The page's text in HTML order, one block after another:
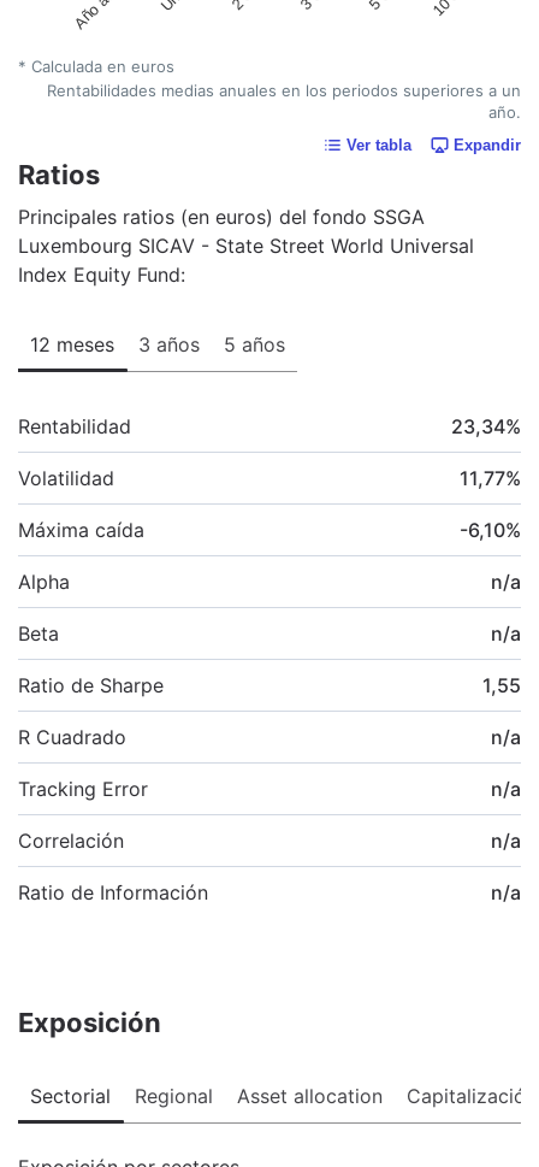
* Calculada en euros
Rentabilidades medias anuales en los periodos superiores a un
año.
Ver tabla Expandir
Ratios
Principales ratios (en euros) del fondo SSGA
Luxembourg SICAV - State Street World Universal
Index Equity Fund:
12 meses 3 años 5 años
Rentabilidad 23,34%
Volatilidad 11,77%
Máxima caída -6,10%
Alpha n/a
Beta n/a
Ratio de Sharpe 1,55
R Cuadrado n/a
Tracking Error n/a
Correlación n/a
Ratio de Información n/a
Exposición
Sectorial Regional Asset allocation Capitalización